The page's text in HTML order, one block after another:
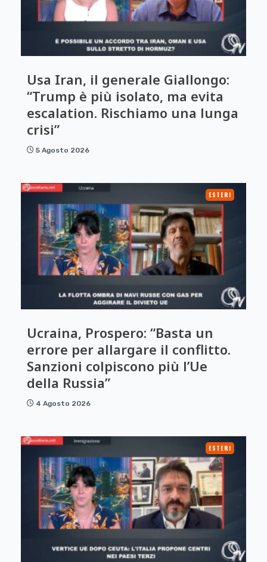
Usa Iran, il generale Giallongo:
“Trump è più isolato, ma evita
escalation. Rischiamo una lunga
crisi”
5 Agosto 2026
ESTERI
Ucraina, Prospero: “Basta un
errore per allargare il conflitto.
Sanzioni colpiscono più l’Ue
della Russia”
4 Agosto 2026
ESTERI